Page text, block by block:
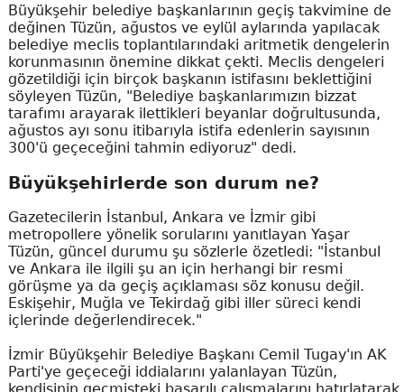
Büyükşehir belediye başkanlarının geçiş takvimine de
değinen Tüzün, ağustos ve eylül aylarında yapılacak
belediye meclis toplantılarındaki aritmetik dengelerin
korunmasının önemine dikkat çekti. Meclis dengeleri
gözetildiği için birçok başkanın istifasını beklettiğini
söyleyen Tüzün, "Belediye başkanlarımızın bizzat
tarafımı arayarak ilettikleri beyanlar doğrultusunda,
ağustos ayı sonu itibarıyla istifa edenlerin sayısının
300'ü geçeceğini tahmin ediyoruz" dedi.
Büyükşehirlerde son durum ne?
Gazetecilerin İstanbul, Ankara ve İzmir gibi
metropollere yönelik sorularını yanıtlayan Yaşar
Tüzün, güncel durumu şu sözlerle özetledi: "İstanbul
ve Ankara ile ilgili şu an için herhangi bir resmi
görüşme ya da geçiş açıklaması söz konusu değil.
Eskişehir, Muğla ve Tekirdağ gibi iller süreci kendi
içlerinde değerlendirecek."
İzmir Büyükşehir Belediye Başkanı Cemil Tugay'ın AK
Parti'ye geçeceği iddialarını yalanlayan Tüzün,